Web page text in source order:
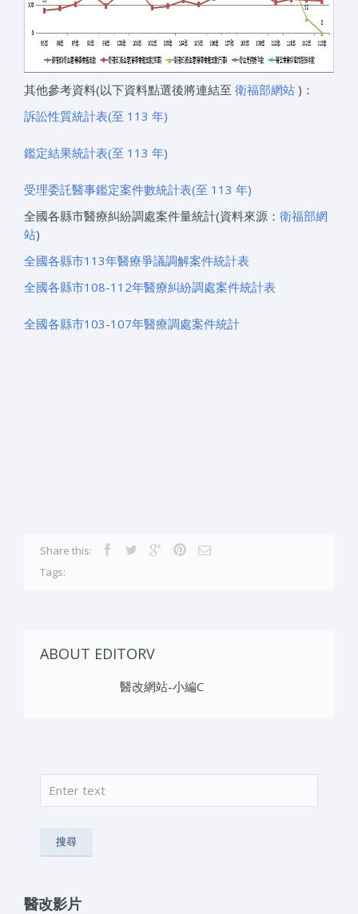
其他參考資料(以下資料點選後將連結至 衛福部網站 )：
訴訟性質統計表(至 113 年)
鑑定結果統計表(至 113 年)
受理委託醫事鑑定案件數統計表(至 113 年)
全國各縣市醫療糾紛調處案件量統計(資料來源： 衛福部網
站)
全國各縣市113年醫療爭議調解案件統計表
全國各縣市108-112年醫療糾紛調處案件統計表
全國各縣市103-107年醫療調處案件統計
Share this:
Tags:
ABOUT EDITORV
醫改網站-小編C
搜尋表單
醫改影片